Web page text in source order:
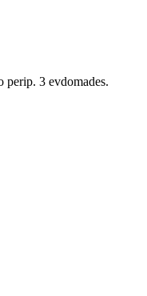
perip. 3 evdomades.